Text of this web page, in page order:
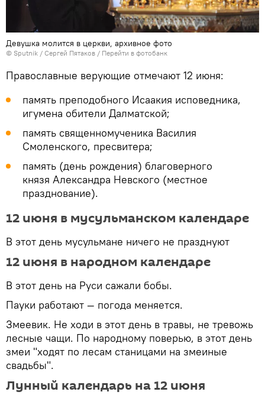
Девушка молится в церкви, архивное фото
© Sputnik / Сергей Пятаков / Перейти в фотобанк
Православные верующие отмечают 12 июня:
память преподобного Исаакия исповедника,
игумена обители Далматской;
память священномученика Василия
Смоленского, пресвитера;
память (день рождения) благоверного
князя Александра Невского (местное
празднование).
12 июня в мусульманском календаре
В этот день мусульмане ничего не празднуют
12 июня в народном календаре
В этот день на Руси сажали бобы.
Пауки работают — погода меняется.
Змеевик. Не ходи в этот день в травы, не тревожь
лесные чащи. По народному поверью, в этот день
змеи "ходят по лесам станицами на змеиные
свадьбы".
Лунный календарь на 12 июня